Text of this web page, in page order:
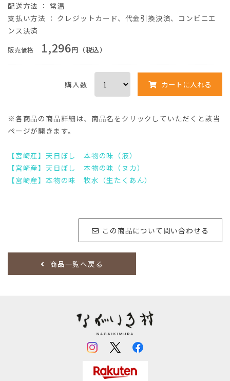
配送方法 ： 常温
支払い方法 ： クレジットカード、 代金引換決済、 コンビニエ
ンス決済
販売価格 1,296円（税込）
購入数 カートに入れる
※各商品の商品詳細は、商品名をクリックしていただくと該当
ページが開きます。
【宮崎産】天日ぼし 本物の味（液）
【宮崎産】天日ぼし 本物の味（ヌカ）
【宮崎産】本物の味 牧水（生たくあん）
この商品について問い合わせる
商品一覧へ戻る